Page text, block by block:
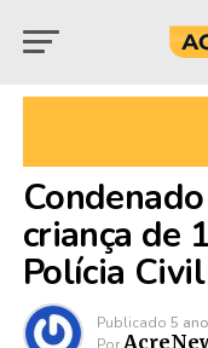
criança de
Polícia
Publicado 5